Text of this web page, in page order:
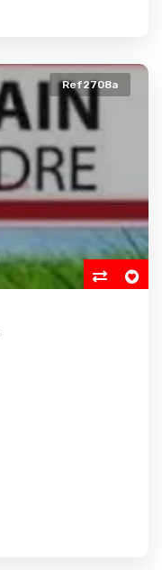
Ref2708a